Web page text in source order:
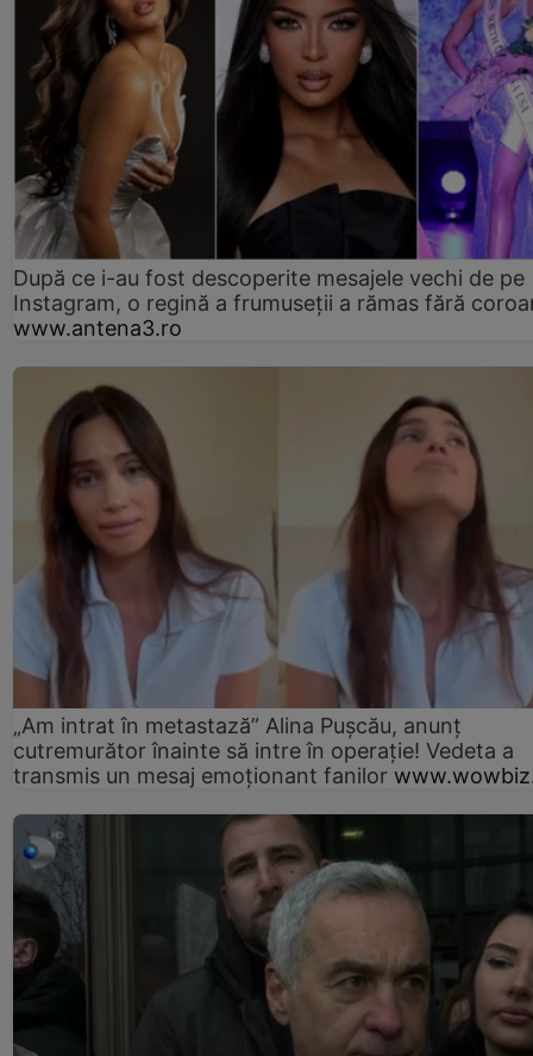
După ce i-au fost descoperite mesajele vechi de pe
Instagram, o regină a frumuseții a rămas fără
www.antena3.ro
„Am intrat în metastază” Alina Pușcău, anunț
cutremurător înainte să intre în operație! Vedeta a
transmis un mesaj emoționant fanilor